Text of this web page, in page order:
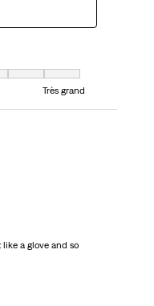
et 7 est égal à Très grand
Très grand
a glove and so